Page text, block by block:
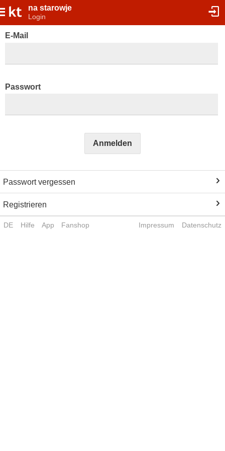
na starowje
Login
E-Mail
Passwort
Anmelden
Passwort vergessen
Registrieren
DE Hilfe App Fanshop Impressum Datenschutz